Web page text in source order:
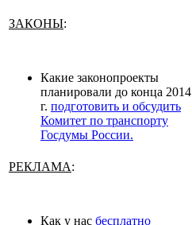
ЗАКОНЫ:
Какие законопроекты
планировали до конца 2014
г. подготовить и обсудить
Комитет по транспорту
Госдумы России.
РЕКЛАМА:
Как у нас бесплатно